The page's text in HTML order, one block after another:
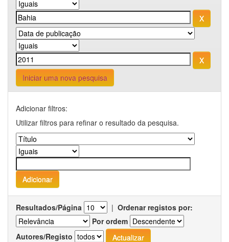
Iniciar uma nova pesquisa
Adicionar filtros:
Utilizar filtros para refinar o resultado da pesquisa.
Resultados/Página | Ordenar registos por:
Por ordem
Autores/Registo